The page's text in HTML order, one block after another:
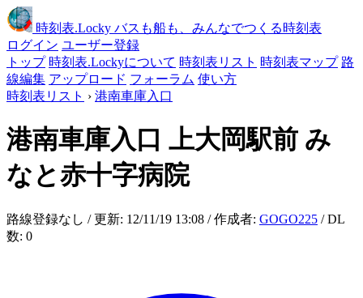
時刻表.Locky バスも船も、みんなでつくる時刻表
ログイン ユーザー登録
トップ 時刻表.Lockyについて 時刻表リスト 時刻表マップ 路
線編集 アップロード フォーラム 使い方
時刻表リスト › 港南車庫入口
港南車庫入口 上大岡駅前 み
なと赤十字病院
路線登録なし / 更新: 12/11/19 13:08 / 作成者: GOGO225 / DL
数: 0